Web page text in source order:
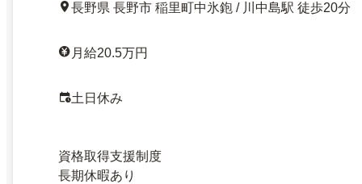
長野県 長野市 稲里町中氷鉋 / 川中島駅 徒歩20分
月給20.5万円
土日休み
資格取得支援制度
長期休暇あり